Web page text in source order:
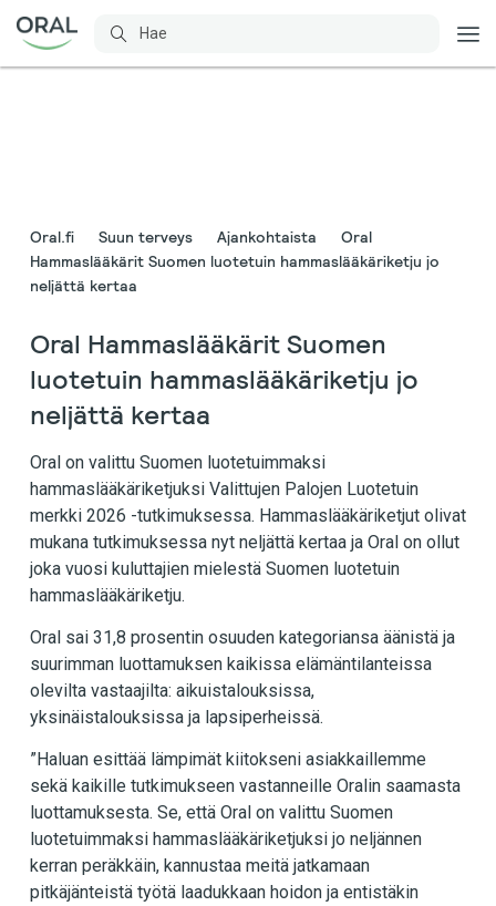
Oral.fi Suun terveys Ajankohtaista
Oral
Hammaslääkärit Suomen luotetuin hammaslääkäriketju jo
neljättä kertaa
Oral Hammaslääkärit Suomen
luotetuin hammaslääkäriketju jo
neljättä kertaa
Oral on valittu Suomen luotetuimmaksi
hammaslääkäriketjuksi Valittujen Palojen Luotetuin
merkki 2026 -tutkimuksessa. Hammaslääkäriketjut olivat
mukana tutkimuksessa nyt neljättä kertaa ja Oral on ollut
joka vuosi kuluttajien mielestä Suomen luotetuin
hammaslääkäriketju.
Oral sai 31,8 prosentin osuuden kategoriansa äänistä ja
suurimman luottamuksen kaikissa elämäntilanteissa
olevilta vastaajilta: aikuistalouksissa,
yksinäistalouksissa ja lapsiperheissä.
”Haluan esittää lämpimät kiitokseni asiakkaillemme
sekä kaikille tutkimukseen vastanneille Oralin saamasta
luottamuksesta. Se, että Oral on valittu Suomen
luotetuimmaksi hammaslääkäriketjuksi jo neljännen
kerran peräkkäin, kannustaa meitä jatkamaan
pitkäjänteistä työtä laadukkaan hoidon ja entistäkin